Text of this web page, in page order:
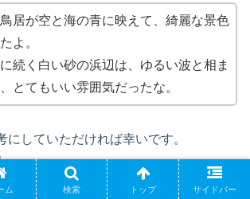
居が空と海の青に映えて、綺麗な景色
よ。
続く白い砂の浜辺は、ゆるい波と相ま
とてもいい雰囲気だったな。
にしていただければ幸いです。
ム 検索 トップ サイドバー